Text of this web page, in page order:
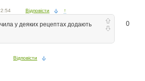
Відповісти ↑
0
у деяких рецептах додають
Відповісти